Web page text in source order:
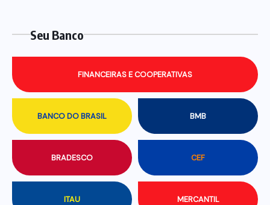
Seu Banco
BANCO DO BRASIL BMB
BRADESCO CEF
FINANCEIRAS E COOPERATIVAS
ITAU MERCANTIL